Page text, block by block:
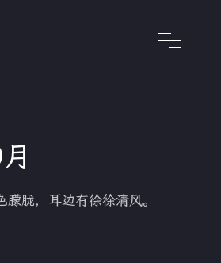
朦胧，耳边有徐徐清风。